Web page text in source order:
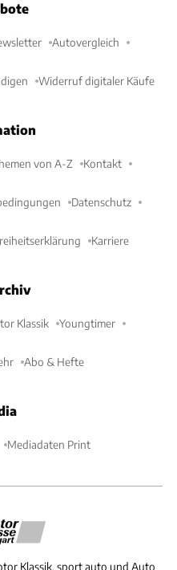
Autovergleich
Widerruf digitaler Käufe
von A-Z Kontakt
Datenschutz
Karriere
Klassik Youngtimer
Abo & Hefte
Mediadaten Print
Klassik, sport auto und Auto